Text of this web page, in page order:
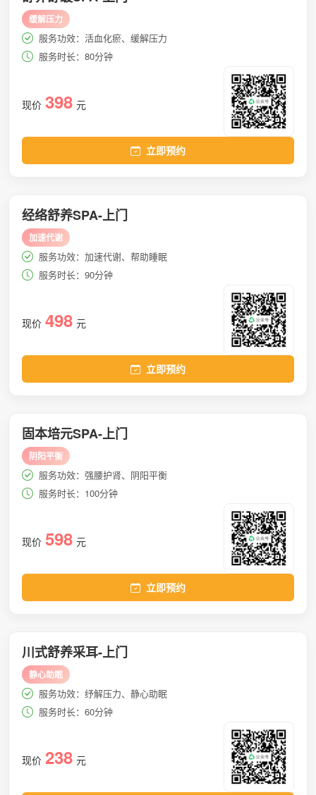
缓解压力
服务功效：活血化瘀、缓解压力
服务时长：80分钟
现价 398 元
立即预约
经络舒养SPA-上门
加速代谢
服务功效：加速代谢、帮助睡眠
服务时长：90分钟
现价 498 元
立即预约
固本培元SPA-上门
阴阳平衡
服务功效：强腰护肾、阴阳平衡
服务时长：100分钟
现价 598 元
立即预约
川式舒养采耳-上门
静心助眠
服务功效：纾解压力、静心助眠
服务时长：60分钟
现价 238 元